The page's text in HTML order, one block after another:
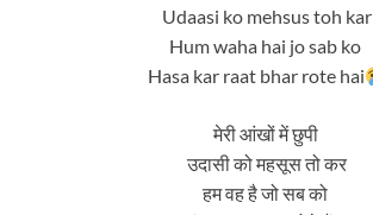
Udaasi ko mehsus toh kar
Hum waha hai jo sab ko
Hasa kar raat bhar rote hai
मेरी आंखों में छुपी
उदासी को महसूस तो कर
हम वह है जो सब को